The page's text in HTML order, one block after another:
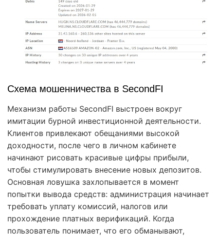
Схема мошенничества в SecondFI
Механизм работы SecondFI выстроен вокруг
имитации бурной инвестиционной деятельности.
Клиентов привлекают обещаниями высокой
доходности, после чего в личном кабинете
начинают рисовать красивые цифры прибыли,
чтобы стимулировать внесение новых депозитов.
Основная ловушка захлопывается в момент
попытки вывода средств: администрация начинает
требовать уплату комиссий, налогов или
прохождение платных верификаций. Когда
пользователь понимает, что его обманывают,